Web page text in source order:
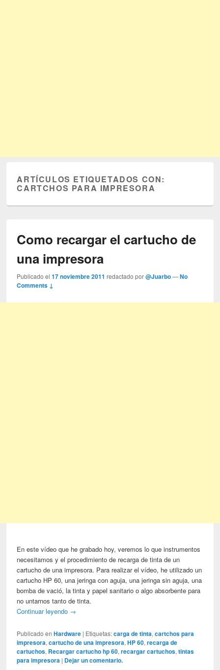
ARTÍCULOS ETIQUETADOS CON:
CARTCHOS PARA IMPRESORA
Como recargar el cartucho de
una impresora
Publicado el17 noviembre 2011 redactado por@Juarbo —No
Comments ↓
En este vídeo que he grabado hoy, veremos lo que instrumentos
necesitamos y el procedimiento de recarga de tinta de un
cartucho de una impresora. Para realizar el vídeo, he utilizado un
cartucho HP 60, una jeringa con aguja, una jeringa sin aguja, una
bomba de vació, la tinta y papel sanitario o algo absorbente para
no untarnos tanto de tinta.
Continuar leyendo →
Publicado en Hardware | Etiquetas: carga de tinta,cartchos para
impresora,cartucho de una impresora,HP 60,recarga de
cartuchos, Recargar cartucho hp 60,recargar cartuchos,tintas
para impresora | Dejar un comentario.